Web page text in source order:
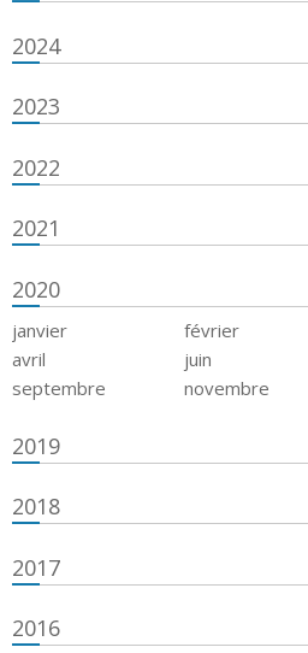
2024
2023
2022
2021
2020
janvier février
avril
juin
septembre
novembre
2019
2018
2017
2016